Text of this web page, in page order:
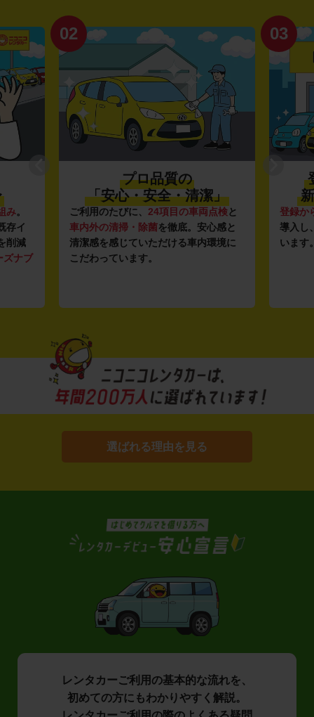
み。
存イ
削減
ズナブ
02
プロ品質の
「安心・安全・清潔」
ご利用のたびに、 24項目の車両点検と
車内外の清掃・除菌を徹底。安心感と
清潔感を感じていただける車内環境に
こだわっています。
03
登録か
導入し
います
選ばれる理由を見る
レンタカーご利用の基本的な流れを、
初めての方にもわかりやすく解説。